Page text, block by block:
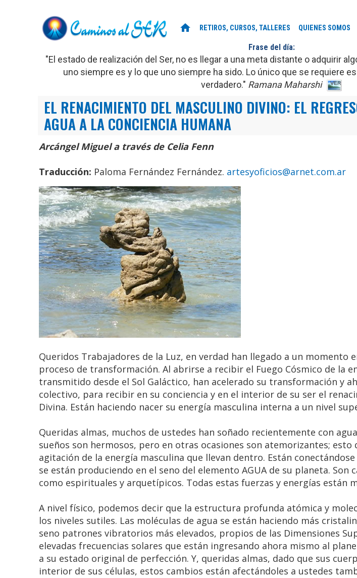
home RETIROS, CURSOS, TALLERES QUIENES SOMOS
Frase del día:
"El estado de realización del Ser, no es llegar a una meta distante o adquirir
uno siempre es y lo que uno siempre ha sido. Lo único que se requiere
verdadero." Ramana Maharshi
EL RENACIMIENTO DEL MASCULINO DIVINO: EL
AGUA A LA CONCIENCIA HUMANA
Arcángel Miguel a través de Celia Fenn
Traducción: Paloma Fernández Fernández. artesyoficios@arnet.com.ar
Queridos Trabajadores de la Luz, en verdad han llegado a un momento
proceso de transformación. Al abrirse a recibir el Fuego Cósmico de la
transmitido desde el Sol Galáctico, han acelerado su transformación y
colectivo, para recibir en su conciencia y en el interior de su ser el
Divina. Están haciendo nacer su energía masculina interna a un nivel
Queridas almas, muchos de ustedes han soñado recientemente con
sueños son hermosos, pero en otras ocasiones son atemorizantes; esto
agitación de la energía masculina que llevan dentro. Están
se están produciendo en el seno del elemento AGUA de su planeta.
como espirituales y arquetípicos. Todas estas fuerzas y energías están
A nivel físico, podemos decir que la estructura profunda atómica y
los niveles sutiles. Las moléculas de agua se están haciendo más
seno patrones vibratorios más elevados, propios de las Dimensiones
elevadas frecuencias solares que están ingresando ahora mismo al
a su estado original de perfección. Y, queridas almas, dado que sus
interior de sus células, estos cambios están afectándoles a ustedes